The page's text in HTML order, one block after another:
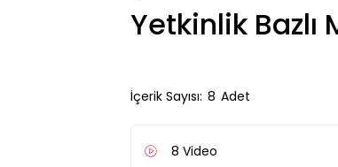
Yetkinlik Bazlı
İçerik Sayısı: 8 Adet
8 Video